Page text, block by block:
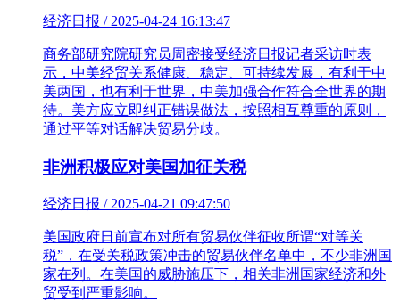
经济日报 / 2025-04-24 16:13:47
商务部研究院研究员周密接受经济日报记者采访时表
示，中美经贸关系健康、稳定、可持续发展，有利于中
美两国，也有利于世界，中美加强合作符合全世界的期
待。美方应立即纠正错误做法，按照相互尊重的原则，
通过平等对话解决贸易分歧。
非洲积极应对美国加征关税
经济日报 / 2025-04-21 09:47:50
美国政府日前宣布对所有贸易伙伴征收所谓“对等关
税”，在受关税政策冲击的贸易伙伴名单中，不少非洲国
家在列。在美国的威胁施压下，相关非洲国家经济和外
贸受到严重影响。